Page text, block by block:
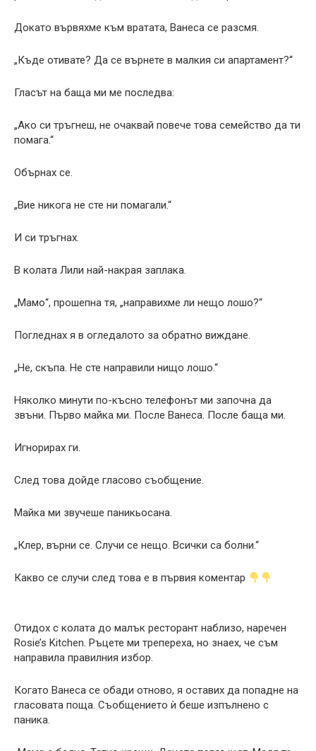
Докато вървяхме към вратата, Ванеса се разсмя.
„Къде отивате? Да се върнете в малкия си апартамент?“
Гласът на баща ми ме последва:
„Ако си тръгнеш, не очаквай повече това семейство да ти
помага.“
Обърнах се.
„Вие никога не сте ни помагали.“
И си тръгнах.
В колата Лили най-накрая заплака.
„Мамо“, прошепна тя, „направихме ли нещо лошо?“
Погледнах я в огледалото за обратно виждане.
„Не, скъпа. Не сте направили нищо лошо.“
Няколко минути по-късно телефонът ми започна да
звъни. Първо майка ми. После Ванеса. После баща ми.
Игнорирах ги.
След това дойде гласово съобщение.
Майка ми звучеше паникьосана.
„Клер, върни се. Случи се нещо. Всички са болни.“
Какво се случи след това е в първия коментар
Отидох с колата до малък ресторант наблизо, наречен
Rosie’s Kitchen. Ръцете ми трепереха, но знаех, че съм
направила правилния избор.
Когато Ванеса се обади отново, я оставих да попадне на
гласовата поща. Съобщението ѝ беше изпълнено с
паника.